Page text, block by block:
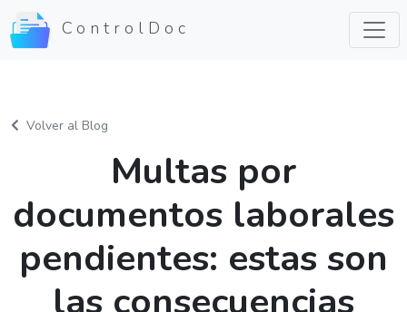
ControlDoc
Volver al Blog
Multas por
documentos laborales
pendientes: estas son
las consecuencias